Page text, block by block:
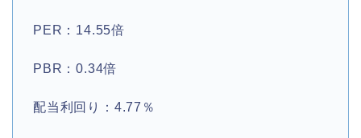
PER：14.55倍
PBR：0.34倍
配当利回り：4.77％